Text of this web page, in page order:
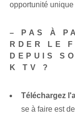
opportunité unique
– PAS À
RDER LE
DEPUIS
K TV ?
Téléchargez
se à faire est